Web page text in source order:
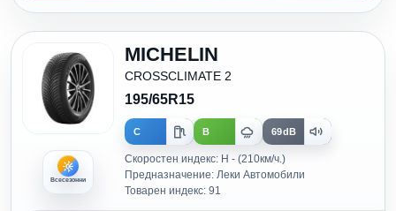
Всесезонни
MICHELIN
CROSSCLIMATE 2
195/65R15
C B 69dB
Скоростен индекс: H - (210км/ч.)
Предназначение: Леки Автомобили
Товарен индекс: 91